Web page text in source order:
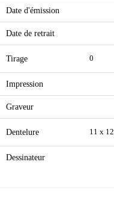
Date d'émission
Date de retrait
Tirage 0
Impression
Graveur
Dentelure 11 x 12
Dessinateur